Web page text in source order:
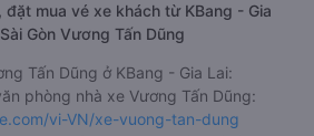
đặt mua vé xe khách từ KBang - Gia
Gòn Vương Tấn Dũng
Tấn Dũng ở KBang - Gia Lai:
phòng nhà xe Vương Tấn Dũng:
vi-VN/xe-vuong-tan-dung